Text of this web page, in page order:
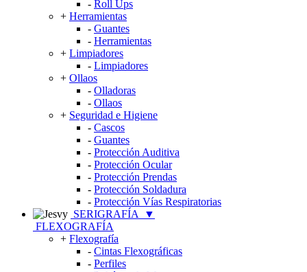
- Roll Ups
+ Herramientas
- Guantes
- Herramientas
+ Limpiadores
- Limpiadores
+ Ollaos
- Olladoras
- Ollaos
+ Seguridad e Higiene
- Cascos
- Guantes
- Protección Auditiva
- Protección Ocular
- Protección Prendas
- Protección Soldadura
- Protección Vías Respiratorias
SERIGRAFÍA
▼
FLEXOGRAFÍA
+ Flexografía
- Cintas Flexográficas
- Perfiles